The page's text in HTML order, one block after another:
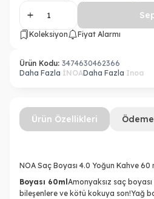
Koleksiyon Fiyat Alarmı
Ürün Kodu: 3474630462366
Daha Fazla İNOADaha Fazla Inoa
Ürün Özellikleri
NOA Saç Boyası 4.0 Yoğun Kahve 60
Boyası 60ml Amonyaksız saç
bileşenlere ve kötü kokuya son!Yağ